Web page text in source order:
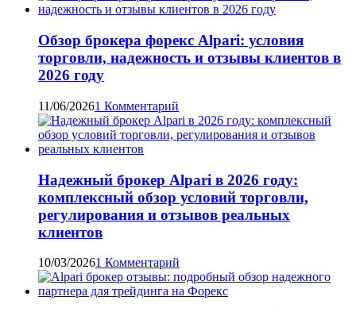
Обзор брокера форекс Alpari: условия
торговли, надежность и отзывы клиентов в
2026 году
11/06/20261 Комментарий
Надежный брокер Alpari в 2026 году:
комплексный обзор условий торговли,
регулирования и отзывов реальных
клиентов
10/03/20261 Комментарий